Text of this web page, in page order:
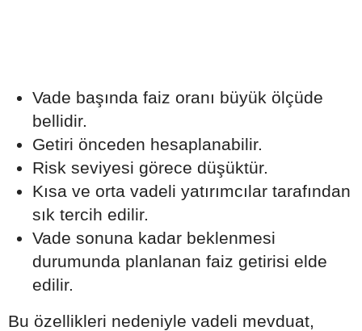
Vade başında faiz oranı büyük ölçüde
bellidir.
Getiri önceden hesaplanabilir.
Risk seviyesi görece düşüktür.
Kısa ve orta vadeli yatırımcılar tarafından
sık tercih edilir.
Vade sonuna kadar beklenmesi
durumunda planlanan faiz getirisi elde
edilir.
Bu özellikleri nedeniyle vadeli mevduat,